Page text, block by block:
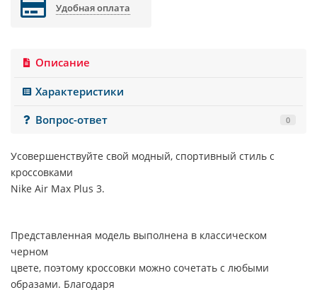
Удобная оплата
Описание
Характеристики
Вопрос-ответ
0
Усовершенствуйте свой модный, спортивный стиль с
кроссовками
Nike Air Max Plus 3.
Представленная модель выполнена в классическом
черном
цвете, поэтому кроссовки можно сочетать с любыми
образами. Благодаря